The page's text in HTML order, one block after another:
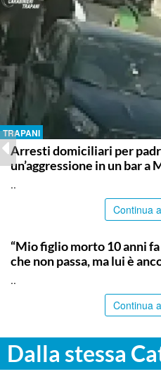
TRAPANI
Arresti domiciliari per
un’aggressione in un bar a
..
Continua
“Mio figlio morto 10 anni
che non passa, ma lui è
..
Continua
Dalla stessa